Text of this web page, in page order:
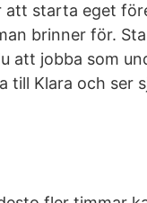
att starta eget
brinner för.
att jobba som
till Klara och ser